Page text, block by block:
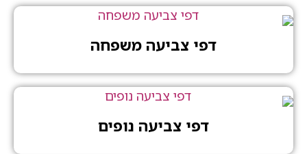
דפי צביעה משפחה
דפי צביעה נופים